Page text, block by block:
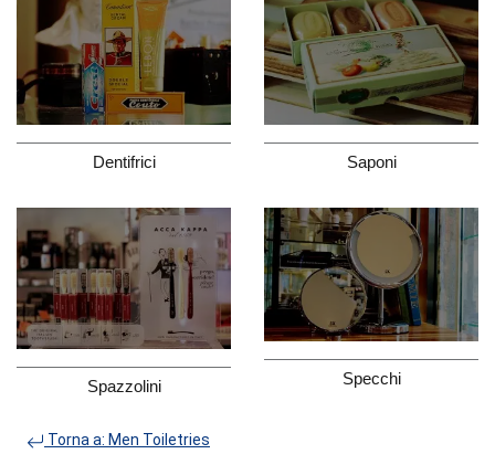
Dentifrici Saponi
Spazzolini Specchi
Torna a: Men Toiletries